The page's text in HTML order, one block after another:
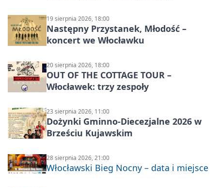
19 sierpnia 2026, 18:00
Następny Przystanek, Młodość –
koncert we Włocławku
20 sierpnia 2026, 18:00
OUT OF THE COTTAGE TOUR –
Włocławek: trzy zespoły
23 sierpnia 2026, 11:00
Dożynki Gminno-Diecezjalne 2026 w
Brześciu Kujawskim
28 sierpnia 2026, 21:00
Włocławski Bieg Nocny – data i miejsce